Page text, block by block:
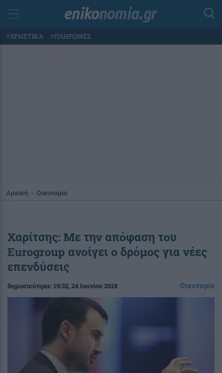
#ΧΡΗΣΤΙΚΑ #ΠΛΗΡΩΜΕΣ
Αρχική - Οικονομία
Χαρίτσης: Με την απόφαση του
Eurogroup ανοίγει ο δρόμος για νέες
επενδύσεις
δημοσιεύτηκε:19:32, 24 Ιουνίου 2018 Οικονομία